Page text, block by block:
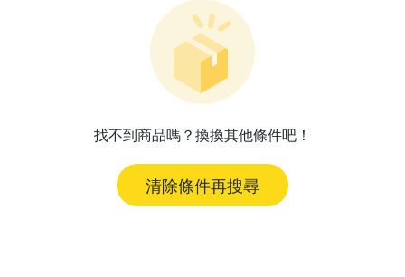
找不到商品嗎？換換其他條件吧！
清除條件再搜尋